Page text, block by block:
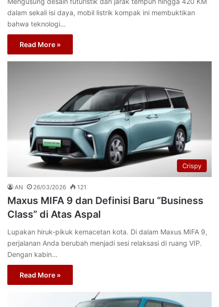
dalam sekali isi daya, mobil listrik kompak ini membuktikan
bahwa teknologi…
Read More »
Crispy
AN 26/03/2026 121
Maxus MIFA 9 dan Definisi Baru “Business
Class” di Atas Aspal
Lupakan hiruk-pikuk kemacetan kota. Di dalam Maxus MIFA 9,
perjalanan Anda berubah menjadi sesi relaksasi di ruang VIP.
Dengan kabin…
Read More »